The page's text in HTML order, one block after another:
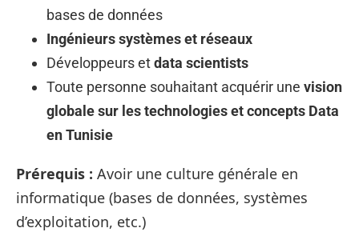
bases de données
Ingénieurs systèmes et réseaux
Développeurs etdata scientists
Toute personne souhaitant acquérir une vision
globale sur les technologies et concepts Data
en Tunisie
Prérequis : Avoir une culture générale en
informatique (bases de données, systèmes
d’exploitation, etc.)